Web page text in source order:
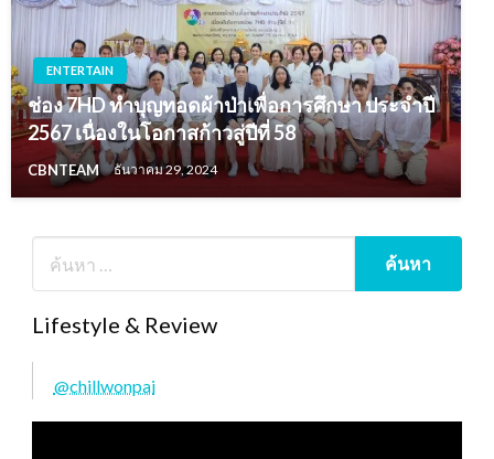
ENTERTAIN
ช่อง 7HD ทำบุญทอดผ้าป่าเพื่อการศึกษา ประจำปี
2567 เนื่องในโอกาสก้าวสู่ปีที่ 58
CBNTEAM ธันวาคม 29, 2024
Lifestyle & Review
@chillwonpai